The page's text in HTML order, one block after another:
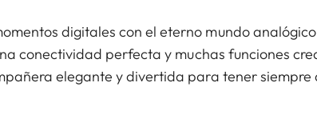
digitales con el eterno mundo
conectividad perfecta y muchas funciones
elegante y divertida para tener siempre